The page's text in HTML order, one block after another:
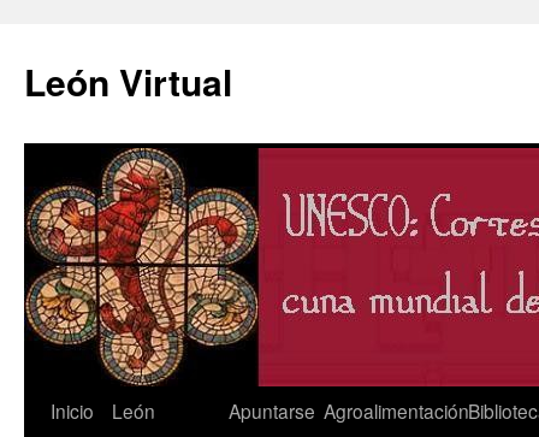
León Virtual
Saltar
Inicio
León
Apuntarse Agroalimentación